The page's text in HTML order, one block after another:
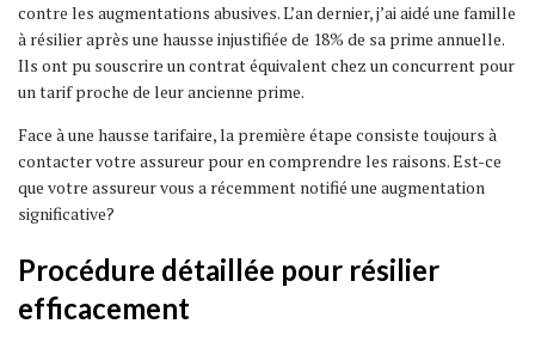
contre les augmentations abusives. L’an dernier, j’ai aidé une famille
à résilier après une hausse injustifiée de 18% de sa prime annuelle.
Ils ont pu souscrire un contrat équivalent chez un concurrent pour
un tarif proche de leur ancienne prime.
Face à une hausse tarifaire, la première étape consiste toujours à
contacter votre assureur pour en comprendre les raisons. Est-ce
que votre assureur vous a récemment notifié une augmentation
significative?
Procédure détaillée pour résilier
efficacement